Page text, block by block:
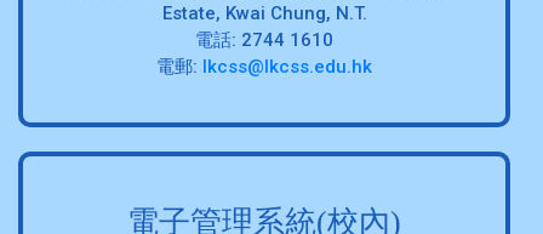
Estate, Kwai Chung, N.T.
電話: 2744 1610
電郵: lkcss@lkcss.edu.hk
電子管理系統(校內)